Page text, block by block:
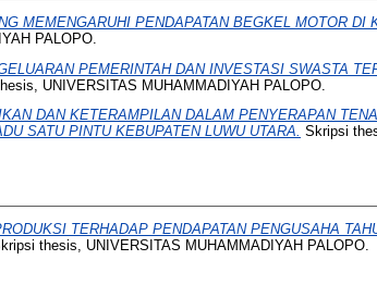
MEMENGARUHI PENDAPATAN BEGKEL MOTOR DI
PALOPO.
PEMERINTAH DAN INVESTASI SWASTA
UNIVERSITAS MUHAMMADIYAH PALOPO.
DAN KETERAMPILAN DALAM PENYERAPAN
SATU PINTU KEBUPATEN LUWU UTARA. Skripsi
TERHADAP PENDAPATAN PENGUSAHA
thesis, UNIVERSITAS MUHAMMADIYAH PALOPO.